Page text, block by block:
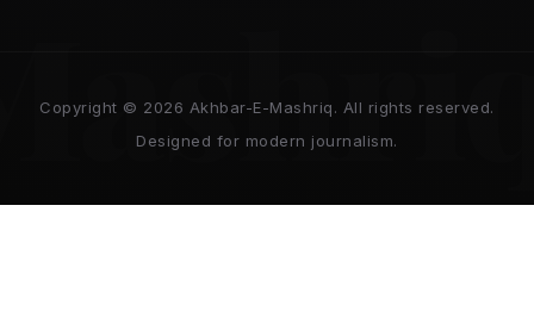
Copyright © 2026 Akhbar-E-Mashriq. All rights reserved.
Designed for modern journalism.